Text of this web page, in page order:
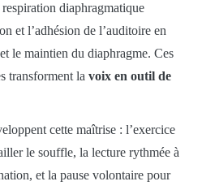
diaphragmatique
et l’adhésion de l’auditoire en
le maintien du diaphragme. Ces
transforment la voix en outil de
cette maîtrise : l’exercice
le souffle, la lecture rythmée à
et la pause volontaire pour